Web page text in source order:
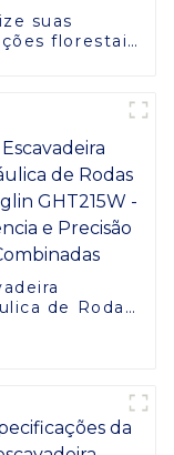
suas
florestais
de Rodas